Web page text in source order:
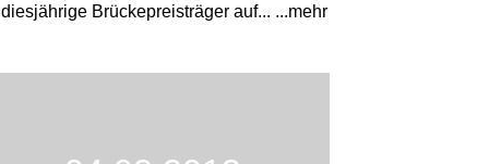
diesjährige Brückepreisträger auf... ...mehr